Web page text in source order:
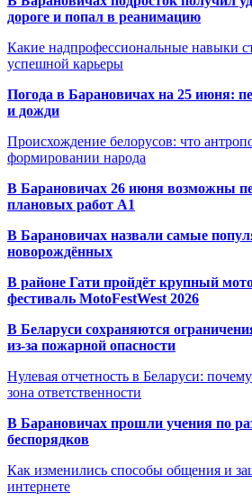
дороге и попал в реанимацию
Какие надпрофессиональные навыки
успешной карьеры
Погода в Барановичах на 25 июня:
и дожди
Происхождение белорусов: что
формировании народа
В Барановичах 26 июня возможны
плановых работ A1
В Барановичах назвали самые
новорождённых
В районе Гати пройдёт крупный
фестиваль MotoFestWest 2026
В Беларуси сохраняются
из-за пожарной опасности
Нулевая отчетность в Беларуси:
зона ответственности
В Барановичах прошли учения по
беспорядков
Как изменились способы общения и
интернете